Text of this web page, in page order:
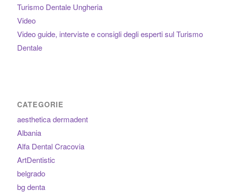
Turismo Dentale Ungheria
Video
Video guide, interviste e consigli degli esperti sul Turismo
Dentale
CATEGORIE
aesthetica dermadent
Albania
Alfa Dental Cracovia
ArtDentistic
belgrado
bg denta